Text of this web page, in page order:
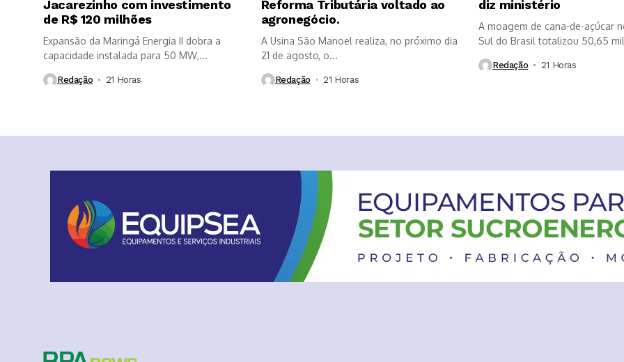
Jacarezinho com investimento
de R$ 120 milhões
Expansão da Maringá Energia II dobra a
capacidade instalada para 50 MW,...
Redação 21 Horas ⁮
Reforma Tributária voltado ao
agronegócio.
A Usina São Manoel realiza, no próximo dia
21 de agosto, o...
Redação 21 Horas ⁮
diz ministério
A moagem de cana-de-açúcar
Sul do Brasil totalizou 50,65
Redação 21 Horas ⁮